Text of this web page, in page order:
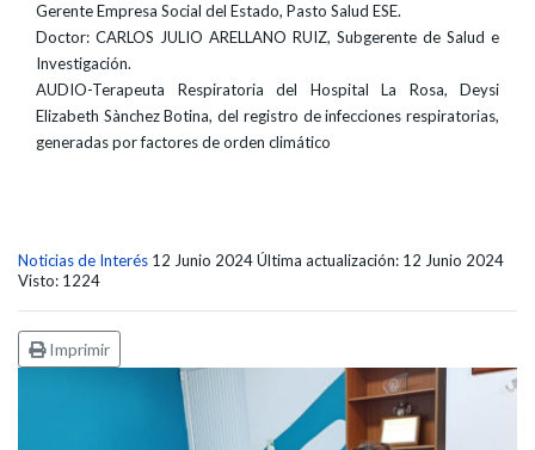
Gerente Empresa Social del Estado, Pasto Salud ESE.
Doctor: CARLOS JULIO ARELLANO RUIZ, Subgerente de Salud e
Investigación.
AUDIO-Terapeuta Respiratoria del Hospital La Rosa, Deysi
Elizabeth Sànchez Botina, del registro de infecciones respiratorias,
generadas por factores de orden climático
Noticias de Interés 12 Junio 2024Última actualización: 12 Junio 2024
Visto: 1224
Imprimir